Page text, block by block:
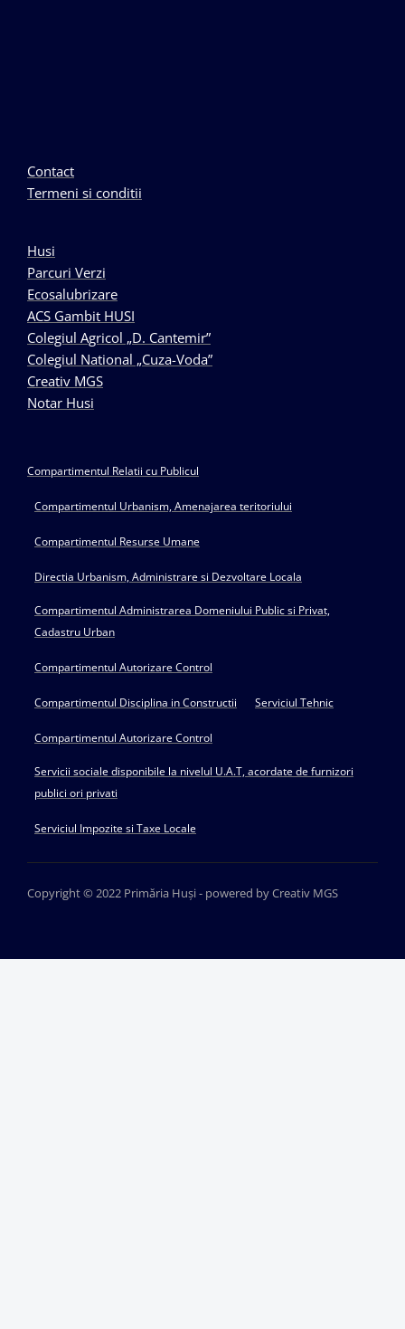
Contact
Termeni si conditii
Husi
Parcuri Verzi
Ecosalubrizare
ACS Gambit HUSI
Colegiul Agricol „D. Cantemir”
Colegiul National „Cuza-Voda”
Creativ MGS
Notar Husi
Compartimentul Relatii cu Publicul
Compartimentul Urbanism, Amenajarea teritoriului
Compartimentul Resurse Umane
Directia Urbanism, Administrare si Dezvoltare Locala
Compartimentul Administrarea Domeniului Public si Privat,
Cadastru Urban
Compartimentul Autorizare Control
Compartimentul Disciplina in Constructii Serviciul Tehnic
Compartimentul Autorizare Control
Servicii sociale disponibile la nivelul U.A.T, acordate de furnizori
publici ori privati
Serviciul Impozite si Taxe Locale
Copyright © 2022 Primăria Huși - powered by Creativ MGS